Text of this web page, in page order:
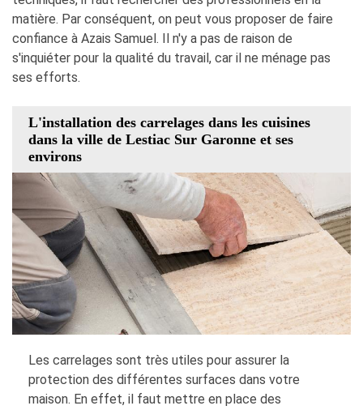
matière. Par conséquent, on peut vous proposer de faire
confiance à Azais Samuel. Il n'y a pas de raison de
s'inquiéter pour la qualité du travail, car il ne ménage pas
ses efforts.
L'installation des carrelages dans les cuisines
dans la ville de Lestiac Sur Garonne et ses
environs
Les carrelages sont très utiles pour assurer la
protection des différentes surfaces dans votre
maison. En effet, il faut mettre en place des